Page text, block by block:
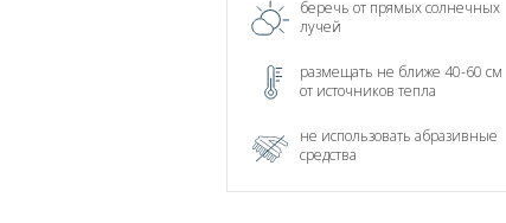
беречь от прямых солнечных
лучей
размещать не ближе 40-60 см
от источников тепла
не использовать абразивные
средства